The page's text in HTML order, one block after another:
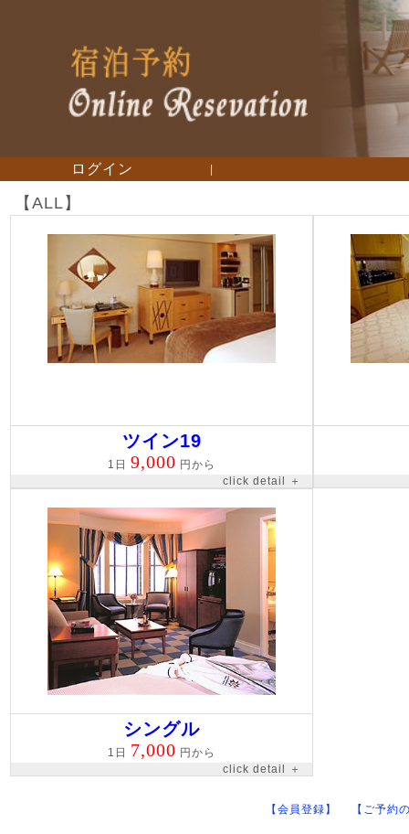
ログイン
【ALL】
ツイン19
1日 9,000 円から
click detail ＋
シングル
1日 7,000 円から
click detail ＋
【会員登録】 【ご予